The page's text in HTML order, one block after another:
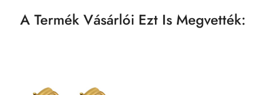
A Termék Vásárlói Ezt Is Megvették: